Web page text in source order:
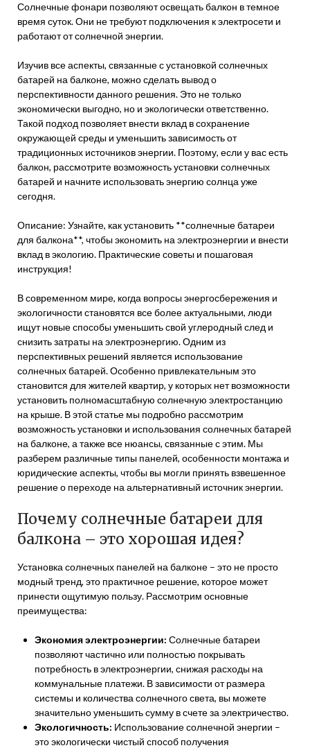
Солнечные фонари позволяют освещать балкон в темное
время суток. Они не требуют подключения к электросети и
работают от солнечной энергии.
Изучив все аспекты, связанные с установкой солнечных
батарей на балконе, можно сделать вывод о
перспективности данного решения. Это не только
экономически выгодно, но и экологически ответственно.
Такой подход позволяет внести вклад в сохранение
окружающей среды и уменьшить зависимость от
традиционных источников энергии. Поэтому, если у вас есть
балкон, рассмотрите возможность установки солнечных
батарей и начните использовать энергию солнца уже
сегодня.
Описание: Узнайте, как установить **солнечные батареи
для балкона**, чтобы экономить на электроэнергии и внести
вклад в экологию. Практические советы и пошаговая
инструкция!
В современном мире, когда вопросы энергосбережения и
экологичности становятся все более актуальными, люди
ищут новые способы уменьшить свой углеродный след и
снизить затраты на электроэнергию. Одним из
перспективных решений является использование
солнечных батарей. Особенно привлекательным это
становится для жителей квартир, у которых нет возможности
установить полномасштабную солнечную электростанцию
на крыше. В этой статье мы подробно рассмотрим
возможность установки и использования солнечных батарей
на балконе, а также все нюансы, связанные с этим. Мы
разберем различные типы панелей, особенности монтажа и
юридические аспекты, чтобы вы могли принять взвешенное
решение о переходе на альтернативный источник энергии.
Почему солнечные батареи для
балкона – это хорошая идея?
Установка солнечных панелей на балконе – это не просто
модный тренд, это практичное решение, которое может
принести ощутимую пользу. Рассмотрим основные
преимущества:
Экономия электроэнергии: Солнечные батареи
позволяют частично или полностью покрывать
потребность в электроэнергии, снижая расходы на
коммунальные платежи. В зависимости от размера
системы и количества солнечного света, вы можете
значительно уменьшить сумму в счете за электричество.
Экологичность: Использование солнечной энергии –
это экологически чистый способ получения